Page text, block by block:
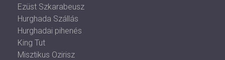
Ezüst Szkarabeusz
Hurghada Szállás
Hurghadai pihenés
King Tut
Misztikus Ozirisz